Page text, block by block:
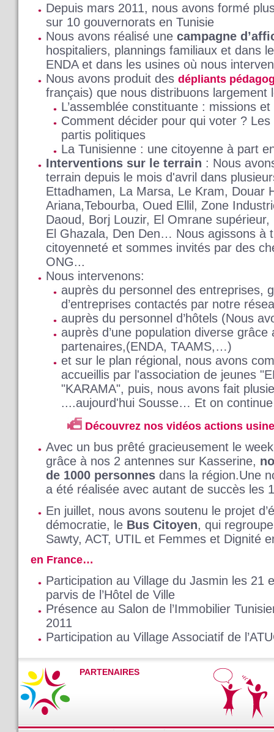
Depuis mars 2011, nous avons formé
sur 10 gouvernorats en Tunisie
Nous avons réalisé une campagne
hospitaliers, plannings familiaux et dans
ENDA et dans les usines où nous
Nous avons produit des dépliants
français) que nous distribuons largement
L’assemblée constituante : missions
Comment décider pour qui voter ?
partis politiques
La Tunisienne : une citoyenne à part
Interventions sur le terrain : Nous
terrain depuis le mois d'avril dans
Ettadhamen, La Marsa, Le Kram, Douar
Ariana,Tebourba, Oued Ellil, Zone
Daoud, Borj Louzir, El Omrane
El Ghazala, Den Den… Nous agissons à
citoyenneté et sommes invités par des
ONG...
Nous intervenons:
auprès du personnel des entreprises,
d’entreprises contactés par notre
auprès du personnel d’hôtels (Nous
auprès d’une population diverse
partenaires,(ENDA, TAAMS,…)
et sur le plan régional, nous avons
accueillis par l'association de jeunes
"KARAMA", puis, nous avons fait
....aujourd'hui Sousse… Et on
Découvrez nos vidéos actions
Avec un bus prêté gracieusement le
grâce à nos 2 antennes sur Kasserine,
de 1000 personnes dans la région.Une
a été réalisée avec autant de succès les
En juillet, nous avons soutenu le projet
démocratie, le Bus Citoyen, qui
Sawty, ACT, UTIL et Femmes et Dignité
en France…
Participation au Village du Jasmin les 21
parvis de l’Hôtel de Ville
Présence au Salon de l’Immobilier
2011
Participation au Village Associatif de
PARTENAIRES